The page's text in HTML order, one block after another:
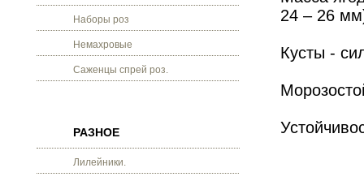
Наборы роз
Немахровые
Саженцы спрей роз.
РАЗНОЕ
Лилейники.
24 – 26 мм
Кусты -